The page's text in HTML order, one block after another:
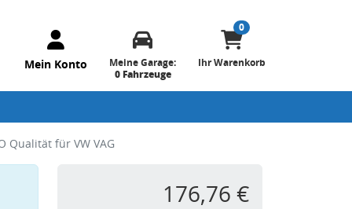
Mein Konto
Meine Garage:
0 Fahrzeuge
0
Ihr Warenkorb
Qualität für VW VAG
176,76 €